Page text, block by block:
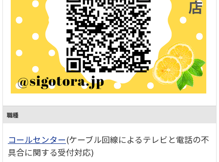
職種
コールセンター(ケーブル回線によるテレビと電話の不
具合に関する受付対応)